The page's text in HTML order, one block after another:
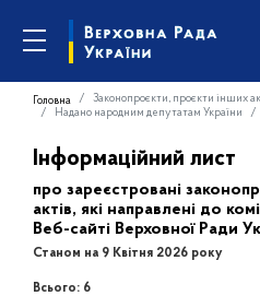
Головна
Законопроєкти, проєкти інших
Надано народним депутатам України
Інформаційний лист
про зареєстровані
актів, які направлені до
Веб-сайті Верховної Ради
Станом на 9 Квітня 2026 року
Всього: 6